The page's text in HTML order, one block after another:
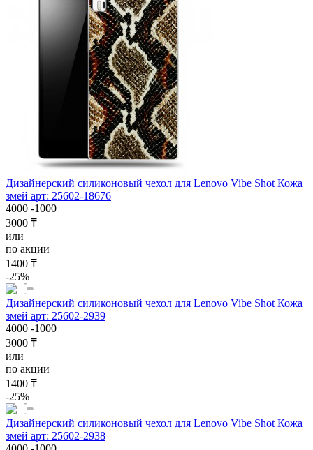
Дизайнерский силиконовый чехол для Lenovo Vibe Shot Кожа
змей арт: 25602-18676
4000 -1000
3000 ₸
или
по акции
1400 ₸
-25%
Дизайнерский силиконовый чехол для Lenovo Vibe Shot Кожа
змей арт: 25602-2939
4000 -1000
3000 ₸
или
по акции
1400 ₸
-25%
Дизайнерский силиконовый чехол для Lenovo Vibe Shot Кожа
змей арт: 25602-2938